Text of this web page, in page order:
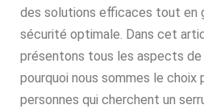
des solutions efficaces tout en
sécurité optimale. Dans cet
présentons tous les aspects
pourquoi nous sommes le choix
personnes qui cherchent un